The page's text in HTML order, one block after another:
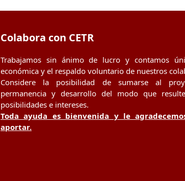
Colabora con CETR
Trabajamos sin ánimo de lucro y contamos
económica y el respaldo voluntario de nuestros
Considere la posibilidad de sumarse al
permanencia y desarrollo del modo que
posibilidades e intereses.
Toda ayuda es bienvenida y le
aportar.